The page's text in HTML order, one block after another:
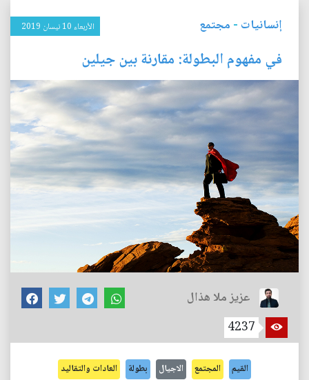
إنسانيات - مجتمع الأربعاء 10 نيسان 2019
في مفهوم البطولة: مقارنة بين جيلين
عزيز ملا هذال
4237
القيم المجتمع الاجيال بطولة العادات والتقاليد